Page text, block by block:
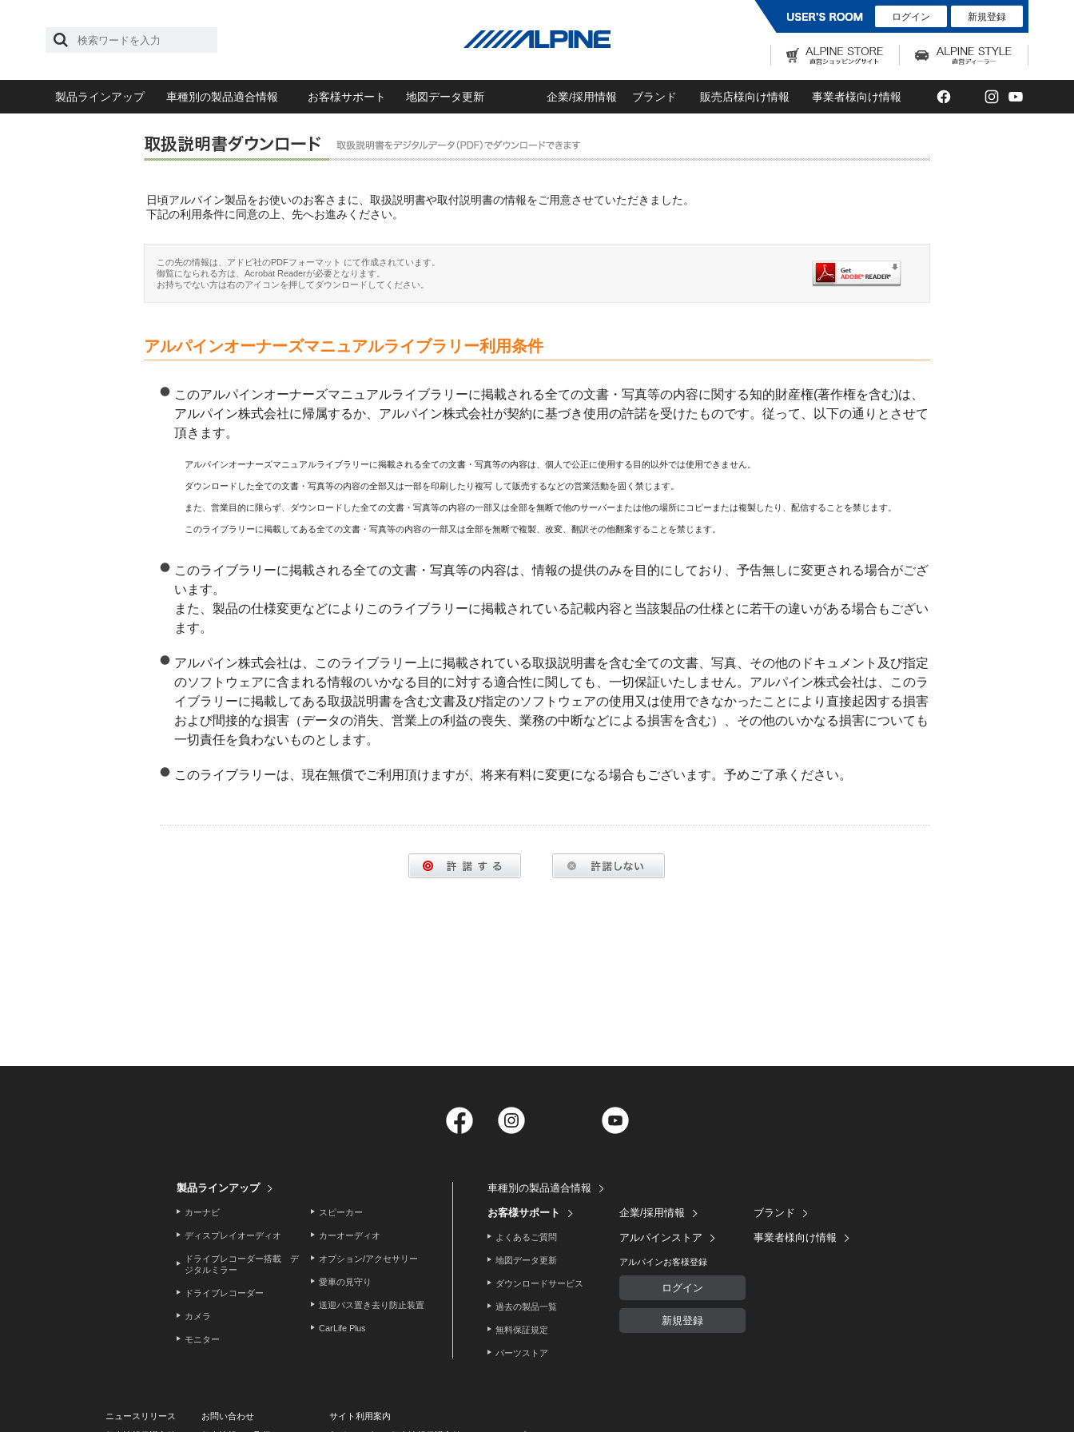
ログイン 新規登録
製品ラインアップ 車種別の製品適合情報 お客様サポート 地図データ更新 企業/採用情報 ブランド 販売店様向け情報 事業者様向け情報 Facebook
TwitterInstagram
日頃アルパイン製品をお使いのお客さまに、取扱説明書や取付説明書の情報をご用意させていただきました。
下記の利用条件に同意の上、先へお進みください。
この先の情報は、アドビ社のPDFフォーマット にて作成されています。
御覧になられる方は、Acrobat Readerが必要となります。
お持ちでない方は右のアイコンを押してダウンロードしてください。
アルパインオーナーズマニュアルライブラリー利用条件
このアルパインオーナーズマニュアルライブラリーに掲載される全ての文書・写真等の内容に関する知的財産権(著作権を含む)は、
アルパイン株式会社に帰属するか、アルパイン株式会社が契約に基づき使用の許諾を受けたものです。従って、以下の通りとさせて
頂きます。
アルパインオーナーズマニュアルライブラリーに掲載される全ての文書・写真等の内容は、個人で公正に使用する目的以外では使用できません。
ダウンロードした全ての文書・写真等の内容の全部又は一部を印刷したり複写 して販売するなどの営業活動を固く禁じます。
また、営業目的に限らず、ダウンロードした全ての文書・写真等の内容の一部又は全部を無断で他のサーバーまたは他の場所にコピーまたは複製したり、配信することを禁じます。
このライブラリーに掲載してある全ての文書・写真等の内容の一部又は全部を無断で複製、改変、翻訳その他翻案することを禁じます。
このライブラリーに掲載される全ての文書・写真等の内容は、情報の提供のみを目的にしており、予告無しに変更される場合がござ
います。
また、製品の仕様変更などによりこのライブラリーに掲載されている記載内容と当該製品の仕様とに若干の違いがある場合もござい
ます。
アルパイン株式会社は、このライブラリー上に掲載されている取扱説明書を含む全ての文書、写真、その他のドキュメント及び指定
のソフトウェアに含まれる情報のいかなる目的に対する適合性に関しても、一切保証いたしません。アルパイン株式会社は、このラ
イブラリーに掲載してある取扱説明書を含む文書及び指定のソフトウェアの使用又は使用できなかったことにより直接起因する損害
および間接的な損害（データの消失、営業上の利益の喪失、業務の中断などによる損害を含む）、その他のいかなる損害についても
一切責任を負わないものとします。
このライブラリーは、現在無償でご利用頂けますが、将来有料に変更になる場合もございます。予めご了承ください。
Facebook Twitter
製品ラインアップ
カーナビ
ディスプレイオーディオ
ドライブレコーダー搭載 デ
ジタルミラー
ドライブレコーダー
カメラ
モニター
スピーカー
カーオーディオ
オプション/アクセサリー
愛車の見守り
送迎バス置き去り防止装置
CarLife Plus
車種別の製品適合情報
お客様サポート
よくあるご質問
地図データ更新
ダウンロードサービス
過去の製品一覧
無料保証規定
パーツストア
企業/採用情報
アルパインストア
アルパインお客様登録
ログイン
新規登録
ブランド
事業者様向け情報
ニュースリリース お問い合わせ
サイト利用案内